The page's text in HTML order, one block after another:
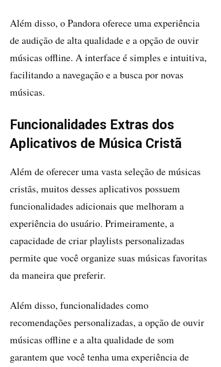
Além disso, o Pandora oferece uma experiência
de audição de alta qualidade e a opção de ouvir
músicas offline. A interface é simples e intuitiva,
facilitando a navegação e a busca por novas
músicas.
Funcionalidades Extras dos
Aplicativos de Música Cristã
Além de oferecer uma vasta seleção de músicas
cristãs, muitos desses aplicativos possuem
funcionalidades adicionais que melhoram a
experiência do usuário. Primeiramente, a
capacidade de criar playlists personalizadas
permite que você organize suas músicas favoritas
da maneira que preferir.
Além disso, funcionalidades como
recomendações personalizadas, a opção de ouvir
músicas offline e a alta qualidade de som
garantem que você tenha uma experiência de